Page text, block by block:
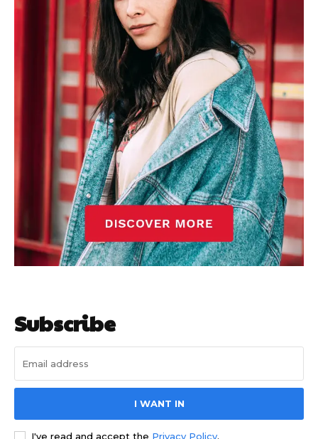
हर खाते के बदले मिलते थे 20 से 25 हजार
Subscribe
I WANT IN
I've read and accept the Privacy Policy.